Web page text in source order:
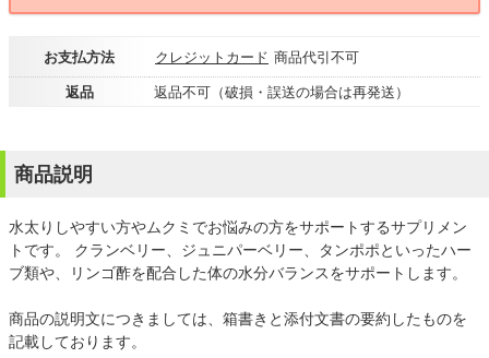
お支払方法 クレジットカード 商品代引不可
返品
返品不可（破損・誤送の場合は再発送）
商品説明
水太りしやすい方やムクミでお悩みの方をサポートするサプリメン
トです。 クランベリー、ジュニパーベリー、タンポポといったハー
ブ類や、リンゴ酢を配合した体の水分バランスをサポートします。
商品の説明文につきましては、箱書きと添付文書の要約したものを
記載しております。